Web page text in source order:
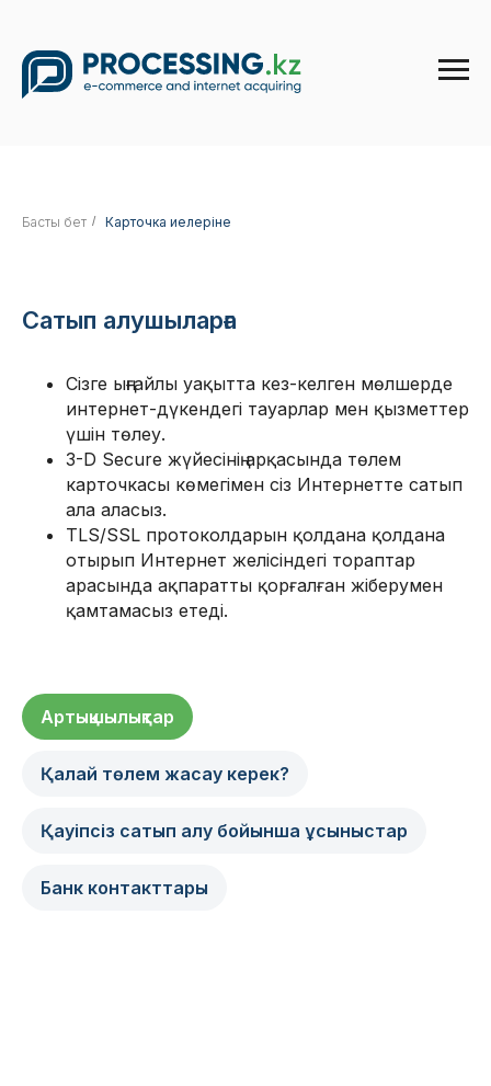
Басты бет / Карточка иелеріне
Сатып алушыларға
Сізге ыңғайлы уақытта кез-келген мөлшерде
интернет-дүкендегі тауарлар мен қызметтер
үшін төлеу.
3-D Secure жүйесінің арқасында төлем
карточкасы көмегімен сіз Интернетте сатып
ала аласыз.
TLS/SSL протоколдарын қолдана қолдана
отырып Интернет желісіндегі тораптар
арасында ақпаратты қорғалған жіберумен
қамтамасыз етеді.
Артықшылықтар
Қалай төлем жасау керек?
Қауіпсіз сатып алу бойынша ұсыныстар
Банк контакттары